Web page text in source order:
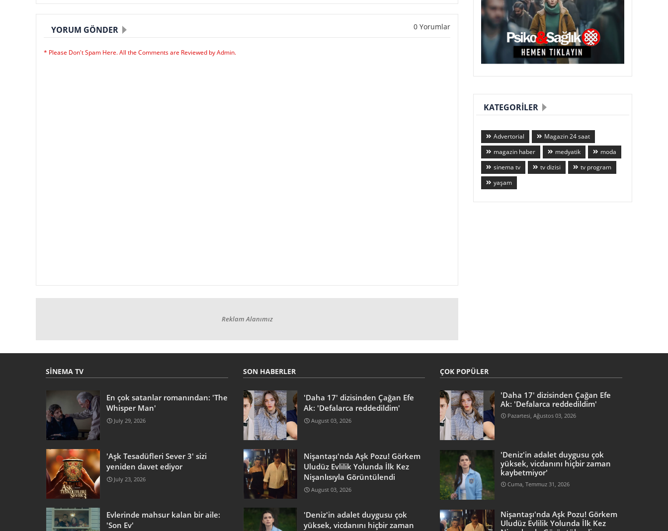
YORUM GÖNDER 0 Yorumlar
* Please Don't Spam Here. All the Comments are Reviewed by Admin.
Reklam Alanımız
KATEGORILER
Advertorial
Magazin 24 saat
magazin haber
medyatik
moda
sinema tv
tv dizisi
tv program
yaşam
SINEMA TV
En çok satanlar romanından: 'The
Whisper Man'
July 29, 2026
'Aşk Tesadüfleri Sever 3' sizi
yeniden davet ediyor
July 23, 2026
Evlerinde mahsur kalan bir aile:
'Son Ev'
SON HABERLER
'Daha 17' dizisinden Çağan Efe
Ak: 'Defalarca reddedildim'
August 03, 2026
Nişantaşı'nda Aşk Pozu! Görkem
Uludüz Evlilik Yolunda İlk Kez
Nişanlısıyla Görüntülendi
August 03, 2026
'Deniz'in adalet duygusu çok
yüksek, vicdanını hiçbir zaman
ÇOK POPÜLER
'Daha 17' dizisinden Çağan Efe
Ak: 'Defalarca reddedildim'
Pazartesi, Ağustos 03, 2026
'Deniz'in adalet duygusu çok
yüksek, vicdanını hiçbir zaman
kaybetmiyor'
Cuma, Temmuz 31, 2026
Nişantaşı'nda Aşk Pozu! Görkem
Uludüz Evlilik Yolunda İlk Kez